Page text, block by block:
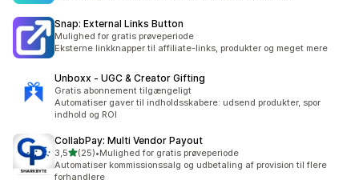
Snap: External Links Button
Mulighed for gratis prøveperiode
Eksterne linkknapper til affiliate-links, produkter og meget mere
Unboxx ‑ UGC & Creator Gifting
Gratis abonnement tilgængeligt
Automatiser gaver til indholdsskabere: udsend produkter, spor
indhold og ROI
CollabPay: Multi Vendor Payout
3,5ud af 5 stjerner
(25)
25 anmeldelser i alt
•Mulighed for gratis prøveperiode
Automatiser kommissionssalg og udbetaling af provision til flere
forhandlere